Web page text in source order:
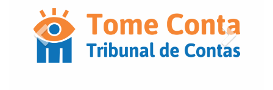
Previous Next